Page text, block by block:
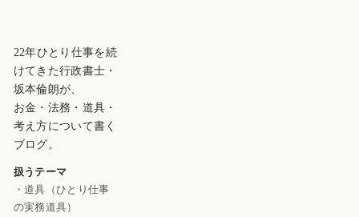
22年ひとり仕事を続
けてきた行政書士・
坂本倫朗が、
お金・法務・道具・
考え方について書く
ブログ。
扱うテーマ
・道具（ひとり仕事
の実務道具）